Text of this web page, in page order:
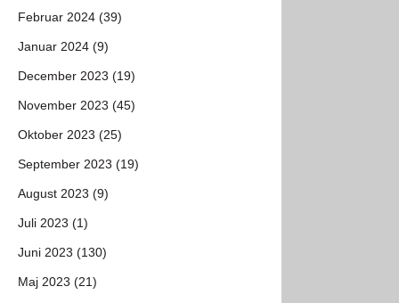
Februar 2024 (39)
Januar 2024 (9)
December 2023 (19)
November 2023 (45)
Oktober 2023 (25)
September 2023 (19)
August 2023 (9)
Juli 2023 (1)
Juni 2023 (130)
Maj 2023 (21)